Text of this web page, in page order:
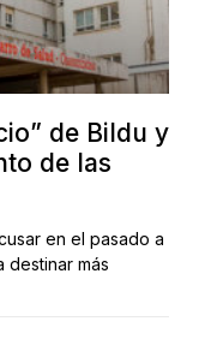
de Bildu y
de las
en el pasado a
destinar más